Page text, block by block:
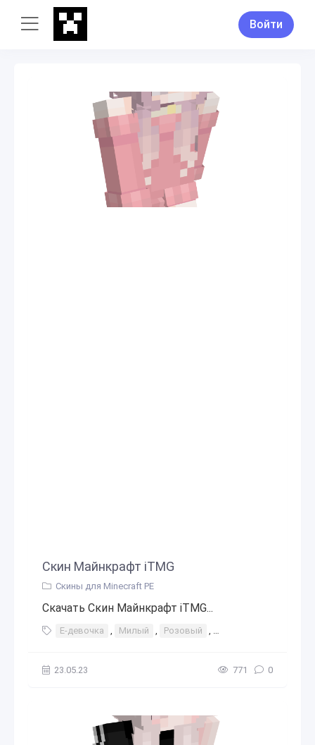
Войти
Скин Майнкрафт iTMG
Скины для Minecraft PE
Скачать Скин Майнкрафт iTMG...
Е-девочка , Милый , Розовый , Розовые волосы
23.05.23 771 0